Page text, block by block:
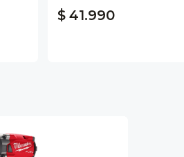
$ 41.990